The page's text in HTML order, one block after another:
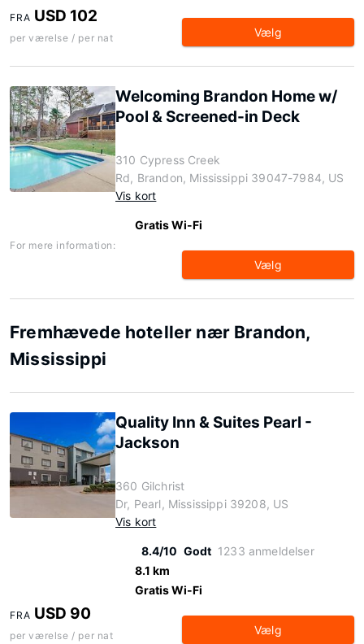
FRA USD 102
per værelse / per nat Vælg
Welcoming Brandon Home w/
Pool & Screened-in Deck
310 Cypress Creek
Rd, Brandon, Mississippi 39047-7984, US
Vis kort
Gratis Wi-Fi
For mere information:
Vælg
Fremhævede hoteller nær Brandon,
Mississippi
Quality Inn & Suites Pearl -
Jackson
360 Gilchrist
Dr, Pearl, Mississippi 39208, US
Vis kort
8.4/10 Godt 1233 anmeldelser
8.1 km
Gratis Wi-Fi
FRA USD 90
per værelse / per nat Vælg